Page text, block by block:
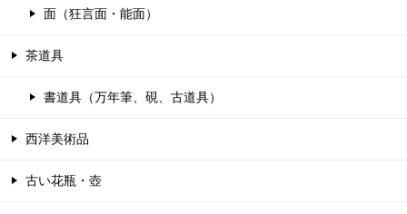
面（狂言面・能面）
茶道具
書道具（万年筆、硯、古道具）
西洋美術品
古い花瓶・壺